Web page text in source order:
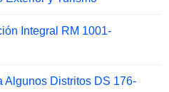
Integral RM 1001-
Algunos Distritos DS 176-